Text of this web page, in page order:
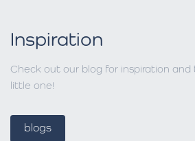
Inspiration
Check out our blog for inspiration
little one!
blogs